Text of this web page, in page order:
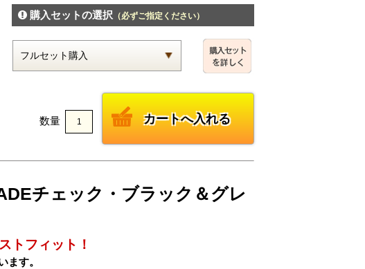
購入セットの選択（必ずご指定ください）
数量
チェック・ブラック＆グレ
トフィット！
ます。